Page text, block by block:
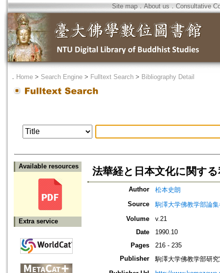
Site map．About us ． Consultative
． Home > Search Engine > Fulltext Search > Bibliography Detail
Available resources
Extra service
法華経と日本文化に関す
Author
松本史朗
Source
駒澤大学佛教学部論
Volume
v.21
Date
1990.10
Pages
216 - 235
Publisher
駒澤大学佛教学部研